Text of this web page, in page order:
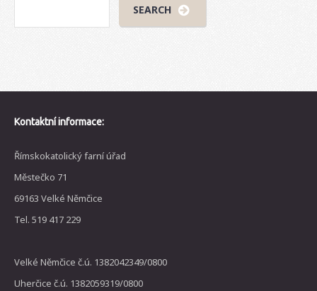
Kontaktní informace:
Římskokatolický farní úřad
Městečko 71
69163 Velké Němčice
Tel. 519 417 229
Velké Němčice č.ú. 1382042349/0800
Uherčice č.ú. 1382059319/0800